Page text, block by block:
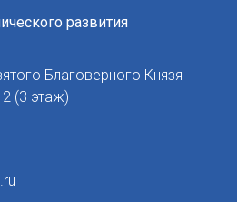
развития
Благоверного Князя
(3 этаж)